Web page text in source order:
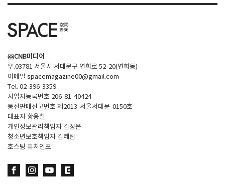
공지사항
광고문의
㈜CNB미디어
우.03781 서울시 서대문구 연희로 52-20(연희동)
이메일 spacemagazine00@gmail.com
Tel. 02-396-3359
사업자등록번호 206-81-40424
통신판매신고번호 제2013-서울서대문-0150호
대표자 황용철
개인정보관리책임자 김정은
청소년보호책임자 김혜린
호스팅 퓨처인포